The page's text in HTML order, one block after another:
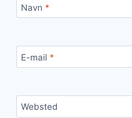
Navn *
E-mail *
Websted